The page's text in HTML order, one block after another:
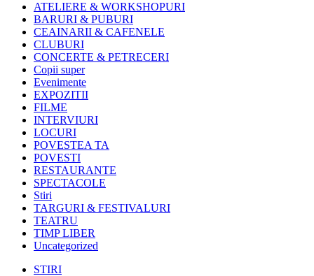
ATELIERE & WORKSHOPURI
BARURI & PUBURI
CEAINARII & CAFENELE
CLUBURI
CONCERTE & PETRECERI
Copii super
Evenimente
EXPOZITII
FILME
INTERVIURI
LOCURI
POVESTEA TA
POVESTI
RESTAURANTE
SPECTACOLE
Stiri
TARGURI & FESTIVALURI
TEATRU
TIMP LIBER
Uncategorized
STIRI